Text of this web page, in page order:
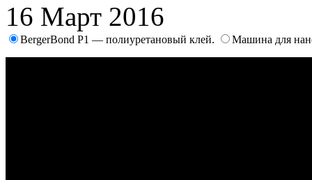
16 Март 2016
BergerBond P1 — полиуретановый клей. Машина для